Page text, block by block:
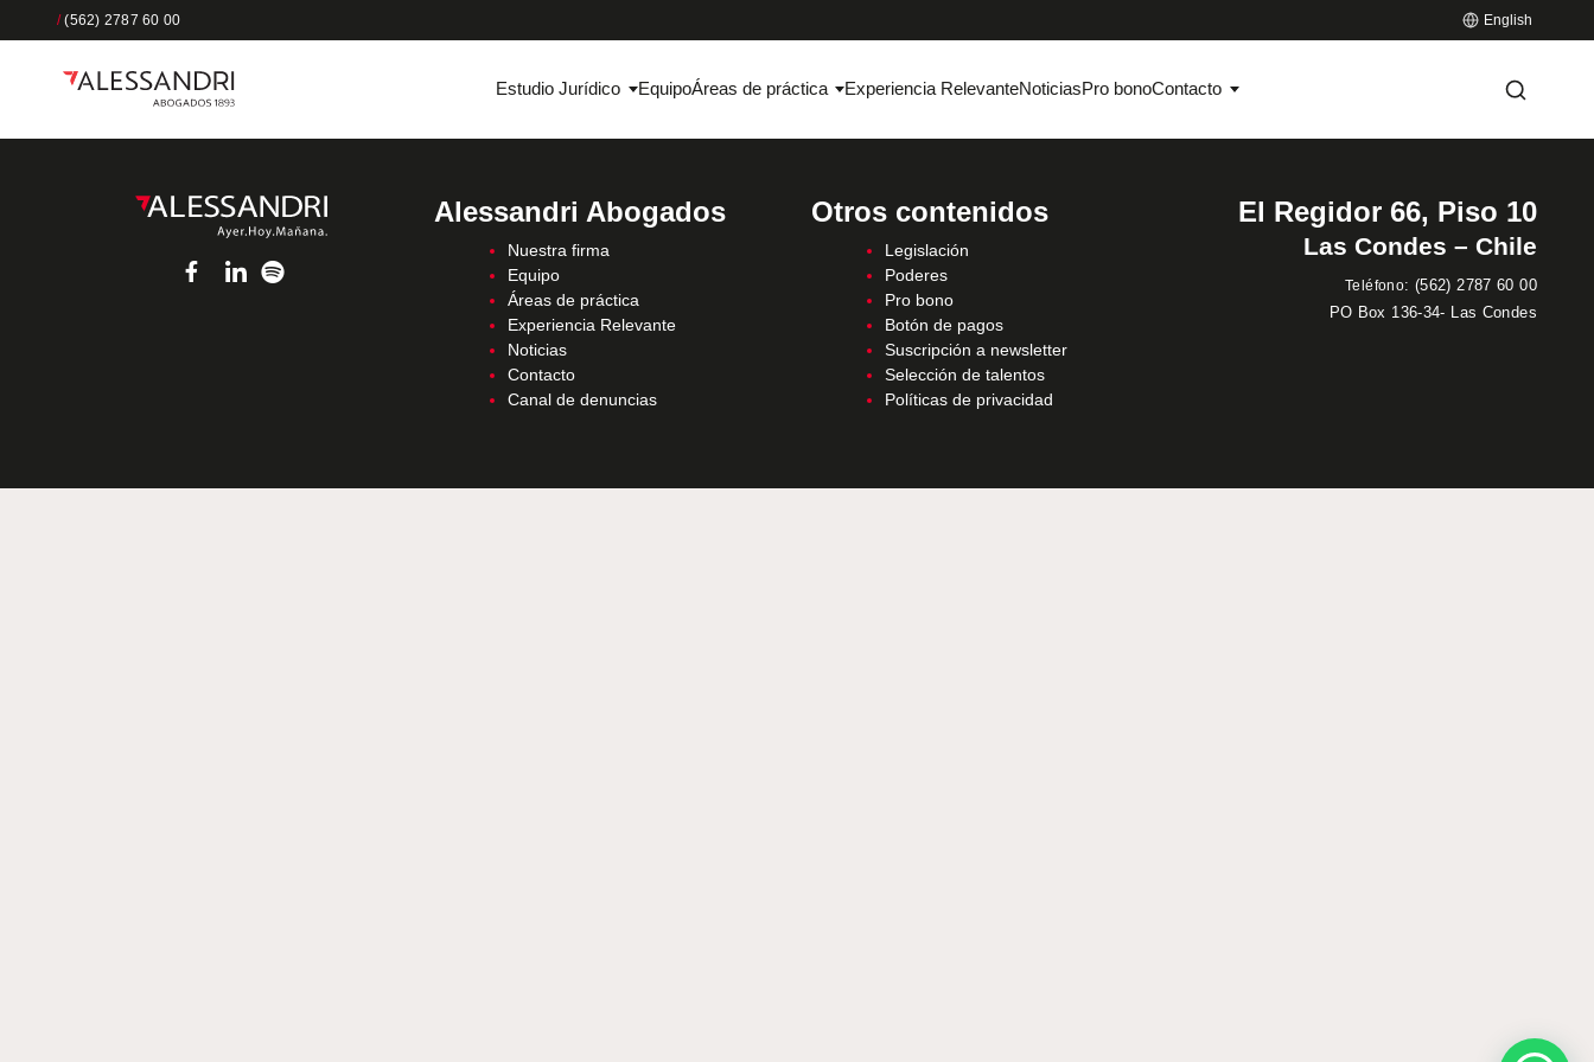
/(562) 2787 60 00 English
Estudio Jurídico EquipoÁreas de práctica Experiencia RelevanteNoticiasPro bonoContacto
Alessandri Abogados
Nuestra firma
Equipo
Áreas de práctica
Experiencia Relevante
Noticias
Contacto
Canal de denuncias
Otros contenidos
Legislación
Poderes
Pro bono
Botón de pagos
Suscripción a newsletter
Selección de talentos
Políticas de privacidad
El Regidor 66, Piso 10
Las Condes – Chile
Teléfono: (562) 2787 60 00
PO Box 136-34- Las Condes